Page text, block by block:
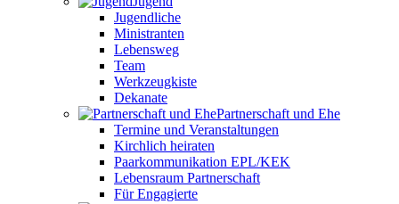
Jugendliche
Ministranten
Lebensweg
Team
Werkzeugkiste
Dekanate
Partnerschaft und Ehe
Termine und Veranstaltungen
Kirchlich heiraten
Paarkommunikation EPL/KEK
Lebensraum Partnerschaft
Für Engagierte